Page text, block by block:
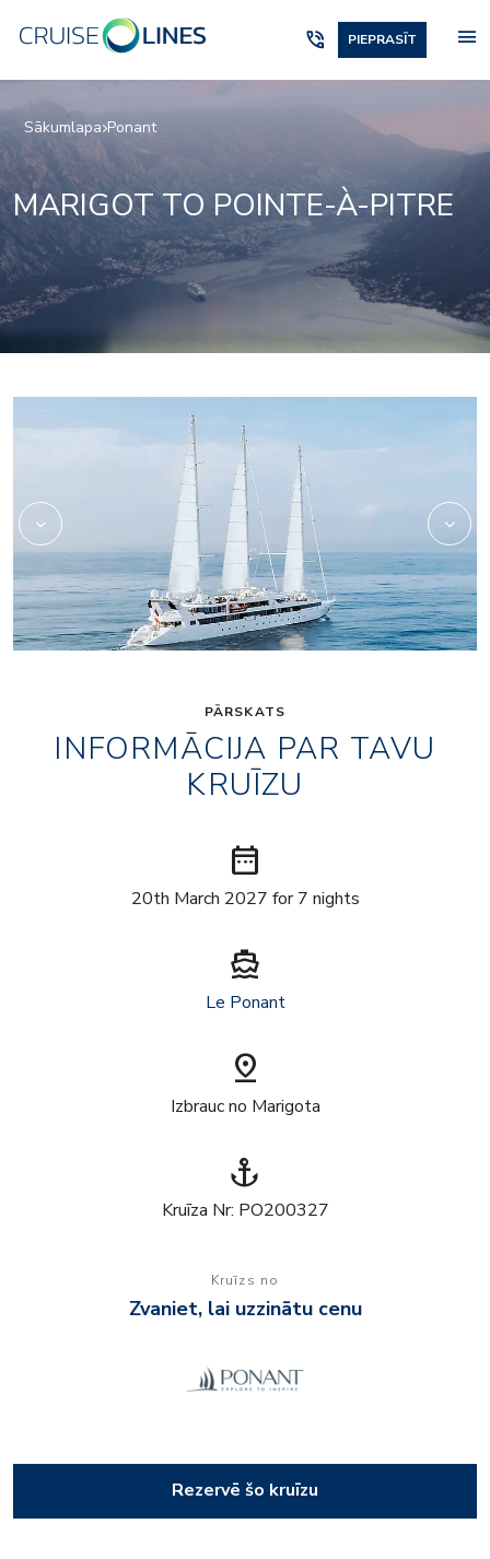
phone_in_talk PIEPRASĪT menu
Sākumlapa Ponant
MARIGOT TO POINTE-À-PITRE
PĀRSKATS
INFORMĀCIJA PAR TAVU
KRUĪZU
date_range
20th March 2027 for 7 nights
directions_boat
Le Ponant
pin_drop
Izbrauc no Marigota
anchor
Kruīza Nr: PO200327
Kruīzs no
Zvaniet, lai uzzinātu cenu
Rezervē šo kruīzu